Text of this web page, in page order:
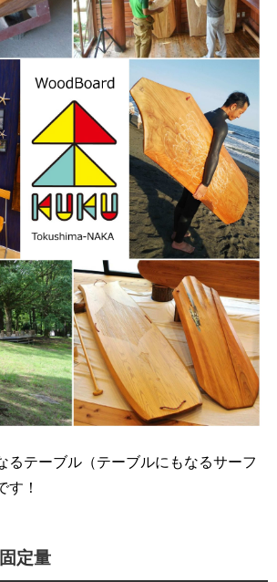
るテーブル（テーブルにもなるサーフ
す！
定量